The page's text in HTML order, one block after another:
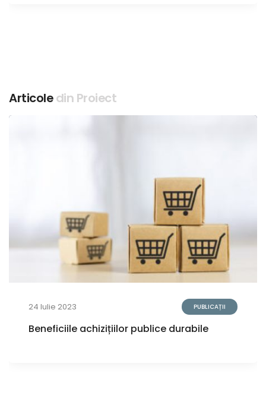
Articoledin Proiect
24 Iulie 2023 PUBLICAȚII
Beneficiile achizițiilor publice durabile